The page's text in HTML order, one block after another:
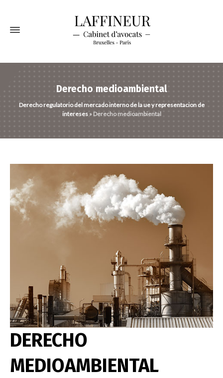
Derecho medioambiental
Derecho regulatorio del mercado interno de la ue y representacion de
intereses» Derecho medioambiental
DERECHO
MEDIOAMBIENTAL